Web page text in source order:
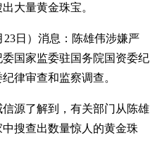
大量黄金珠宝。
23日）消息：陈雄伟涉嫌严
国家监委驻国务院国资委纪
律审查和监察调查。
源了解到，有关部门从陈雄
搜查出数量惊人的黄金珠